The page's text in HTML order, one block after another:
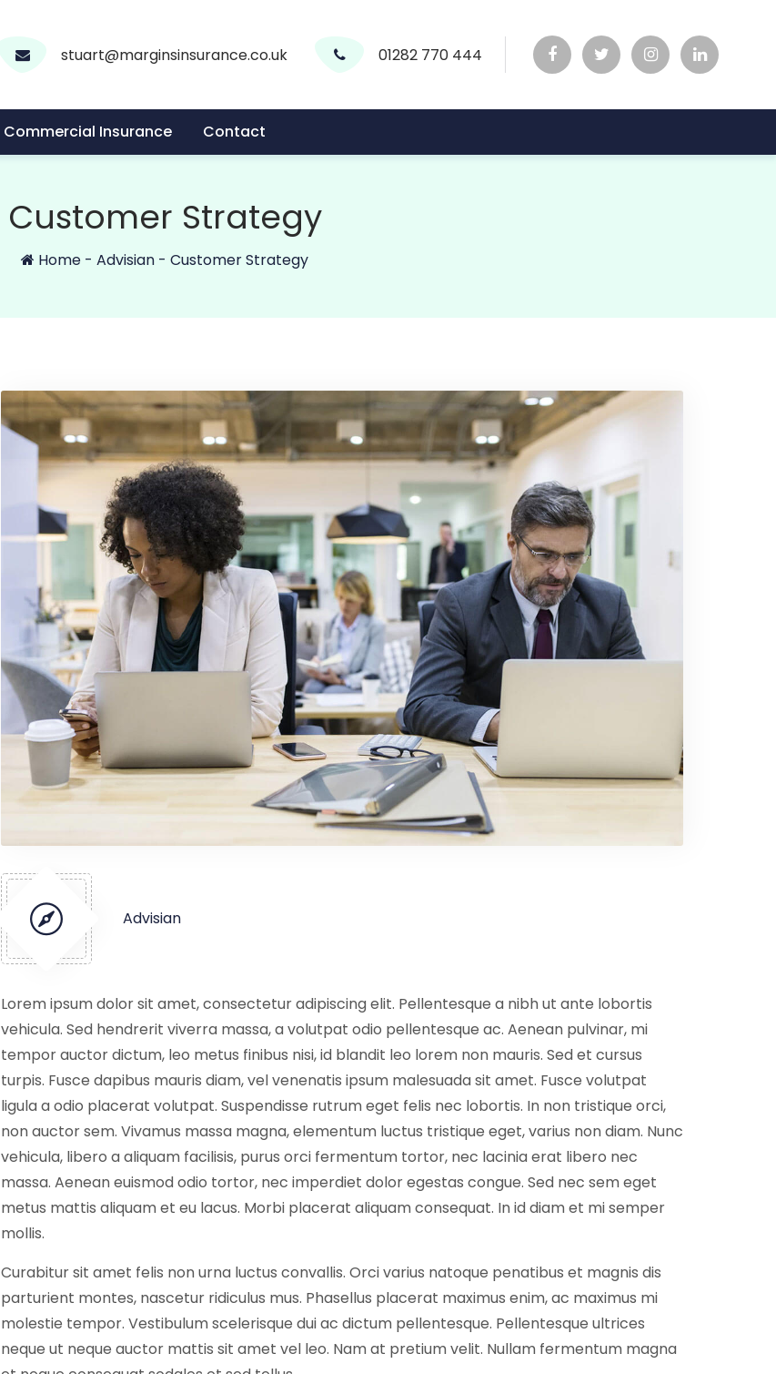
stuart@marginsinsurance.co.uk 01282 770 444
Commercial Insurance Contact
Customer Strategy
Home - Advisian - Customer Strategy
Advisian
Lorem ipsum dolor sit amet, consectetur adipiscing elit. Pellentesque a nibh ut ante lobortis
vehicula. Sed hendrerit viverra massa, a volutpat odio pellentesque ac. Aenean pulvinar, mi
tempor auctor dictum, leo metus finibus nisi, id blandit leo lorem non mauris. Sed et cursus
turpis. Fusce dapibus mauris diam, vel venenatis ipsum malesuada sit amet. Fusce volutpat
ligula a odio placerat volutpat. Suspendisse rutrum eget felis nec lobortis. In non tristique orci,
non auctor sem. Vivamus massa magna, elementum luctus tristique eget, varius non diam. Nunc
vehicula, libero a aliquam facilisis, purus orci fermentum tortor, nec lacinia erat libero nec
massa. Aenean euismod odio tortor, nec imperdiet dolor egestas congue. Sed nec sem eget
metus mattis aliquam et eu lacus. Morbi placerat aliquam consequat. In id diam et mi semper
mollis.
Curabitur sit amet felis non urna luctus convallis. Orci varius natoque penatibus et magnis dis
parturient montes, nascetur ridiculus mus. Phasellus placerat maximus enim, ac maximus mi
molestie tempor. Vestibulum scelerisque dui ac dictum pellentesque. Pellentesque ultrices
neque ut neque auctor mattis sit amet vel leo. Nam at pretium velit. Nullam fermentum magna